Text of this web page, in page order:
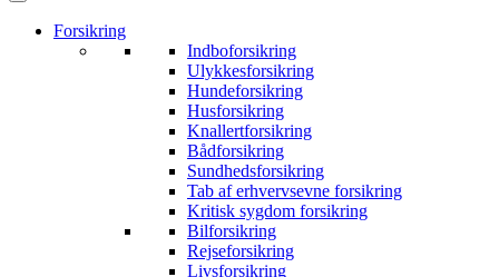
Forsikring
Indboforsikring
Ulykkesforsikring
Hundeforsikring
Husforsikring
Knallertforsikring
Bådforsikring
Sundhedsforsikring
Tab af erhvervsevne forsikring
Kritisk sygdom forsikring
Bilforsikring
Rejseforsikring
Livsforsikring